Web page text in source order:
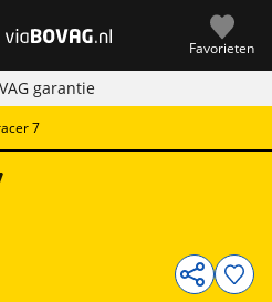
Favorieten
garantie
7